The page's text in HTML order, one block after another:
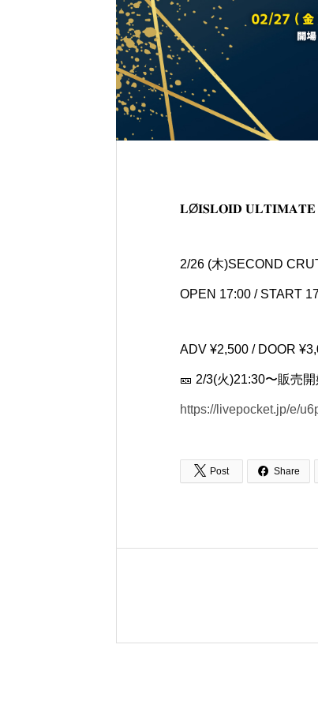
𝐋Ø𝐈𝐒𝐋𝐎𝐈𝐃 𝐔𝐋𝐓𝐈𝐌𝐀𝐓𝐄
2/26 (木)SECOND
OPEN 17:00 / START
ADV ¥2,500 / DOOR
🎫 2/3(火)21:30〜販売開
https://livepocket.jp/e/
 Post  Share